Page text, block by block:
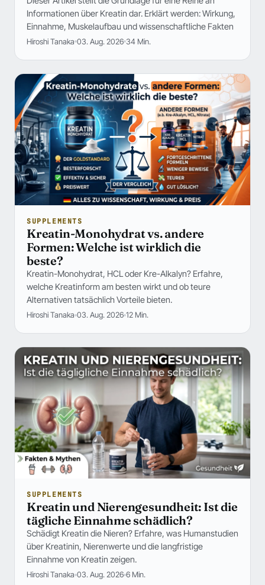
Informationen über Kreatin dar. Erklärt werden: Wirkung,
Einnahme, Muskelaufbau und wissenschaftliche Fakten
Hiroshi Tanaka 03. Aug. 2026 34 Min.
SUPPLEMENTS
Kreatin-Monohydrat vs. andere
Formen: Welche ist wirklich die
beste?
Kreatin-Monohydrat, HCL oder Kre-Alkalyn? Erfahre,
welche Kreatinform am besten wirkt und ob teure
Alternativen tatsächlich Vorteile bieten.
Hiroshi Tanaka 03. Aug. 2026 12 Min.
SUPPLEMENTS
Kreatin und Nierengesundheit: Ist die
tägliche Einnahme schädlich?
Schädigt Kreatin die Nieren? Erfahre, was Humanstudien
über Kreatinin, Nierenwerte und die langfristige
Einnahme von Kreatin zeigen.
Hiroshi Tanaka 03. Aug. 2026 6 Min.